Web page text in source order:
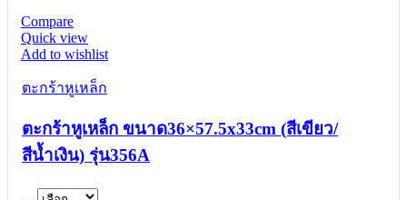
Compare
Quick view
Add to wishlist
ตะกร้าหูเหล็ก
ตะกร้าหูเหล็ก ขนาด36×57.5x33cm (สีเขียว/
สีน้ำเงิน) รุ่น356A